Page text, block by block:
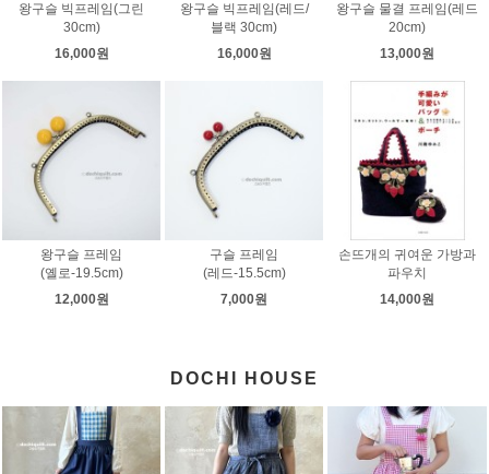
왕구슬 빅프레임(그린
30cm)
16,000원
왕구슬 빅프레임(레드/
블랙 30cm)
16,000원
왕구슬 물결 프레임(레드
20cm)
13,000원
왕구슬 프레임
(옐로-19.5cm)
12,000원
구슬 프레임
(레드-15.5cm)
7,000원
손뜨개의 귀여운 가방과
파우치
14,000원
DOCHI HOUSE